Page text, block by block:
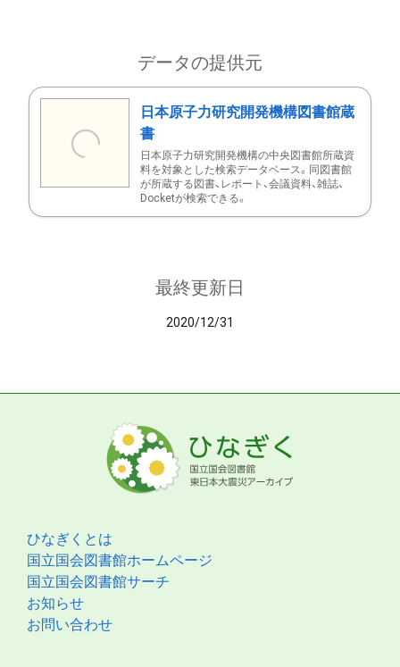
データの提供元
日本原子力研究開発機構図書館蔵
書
日本原子力研究開発機構の中央図書館所蔵資
料を対象とした検索データベース。同図書館
が所蔵する図書、レポート、会議資料、雑誌、
Docketが検索できる。
最終更新日
2020/12/31
ひなぎくとは
国立国会図書館ホームページ
国立国会図書館サーチ
お知らせ
お問い合わせ